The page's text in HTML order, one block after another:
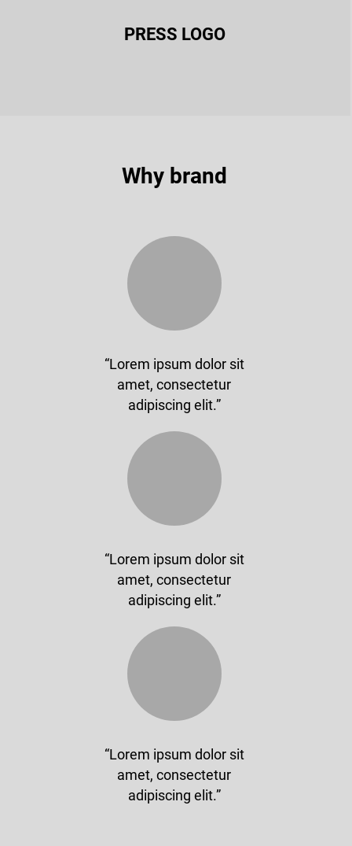
PRESS LOGO
Why brand
“Lorem ipsum dolor sit
amet, consectetur
adipiscing elit.”
“Lorem ipsum dolor sit
amet, consectetur
adipiscing elit.”
“Lorem ipsum dolor sit
amet, consectetur
adipiscing elit.”